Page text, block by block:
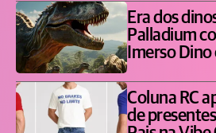
Era dos
Palladium
Imerso Dino
Coluna RC
de